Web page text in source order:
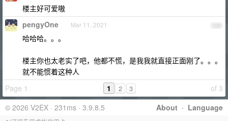
楼主好可爱嗷
100
pengyOne Mar 11, 2021
哈哈哈。。。
楼主你也太老实了吧，他都不慌，是我我就直接正面刚了。。。
就不能惯着这种人
Page 1
of 3
1 2 3
About · Language
© 2026 V2EX · 231ms · 3.9.8.5